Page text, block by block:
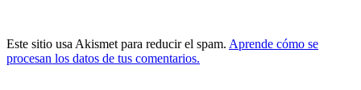
Este sitio usa Akismet para reducir el spam. Aprende cómo se
procesan los datos de tus comentarios.